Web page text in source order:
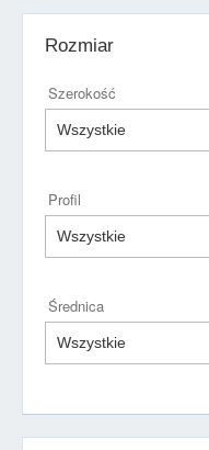
Rozmiar
Szerokość
Profil
Średnica